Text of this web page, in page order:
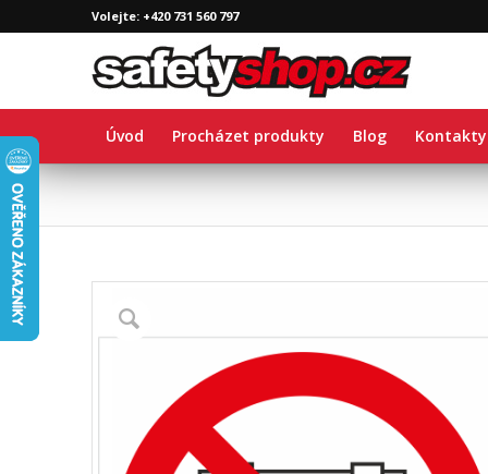
Volejte: +420 731 560 797
Úvod Procházet produkty Blog Kontakty